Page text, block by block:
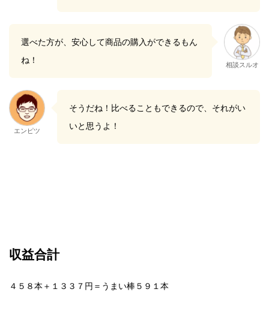
選べた方が、安心して商品の購入ができるもん
ね！
相談スルオ
エンピツ
そうだね！比べることもできるので、それがい
いと思うよ！
収益合計
４５８本＋１３３７円＝うまい棒５９１本